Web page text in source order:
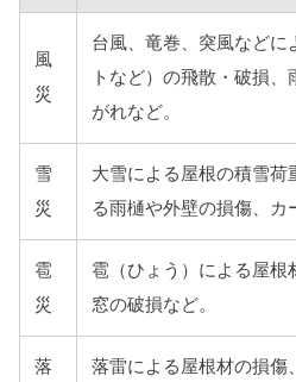
風
災
台風、竜巻、突風などに
トなど）の飛散・破損
がれなど。
雪
災
大雪による屋根の積雪荷
る雨樋や外壁の損傷、カ
雹
災
雹（ひょう）による屋根
窓の破損など。
落
落雷による屋根材の損傷